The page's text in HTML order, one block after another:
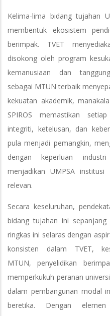
Kelima-lima bidang tujahan
membentuk ekosistem
berimpak. TVET
disokong oleh program
kemanusiaan dan
sebagai MTUN terbaik
kekuatan akademik,
SPIROS memastikan
integriti, ketelusan, dan
pula menjadi pemangkin,
dengan keperluan
menjadikan UMPSA
relevan.
Secara keseluruhan,
bidang tujahan ini sepanjang
ringkas ini selaras dengan
konsisten dalam TVET,
MTUN, penyelidikan
memperkukuh peranan
dalam pembangunan modal
beretika. Dengan